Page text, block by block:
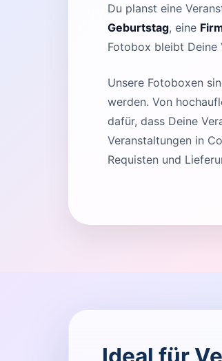
Du planst eine
Geburtstag, eine
Fotobox bleibt Deine
Unsere Fotoboxen
werden. Von
dafür, dass Deine
Veranstaltungen in
Requisten und